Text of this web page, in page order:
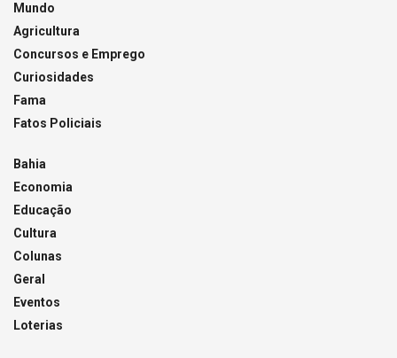
Mundo
Agricultura
Concursos e Emprego
Curiosidades
Fama
Fatos Policiais
Bahia
Economia
Educação
Cultura
Colunas
Geral
Eventos
Loterias